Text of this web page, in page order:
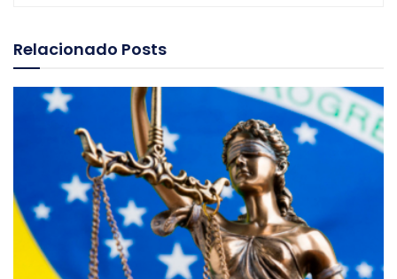
Relacionado Posts